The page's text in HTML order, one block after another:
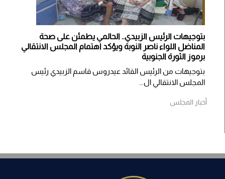
بتوجيهات الرئيس الزبيدي.. الحالمي يطمئن على صحة
المناضل اللواء ناصر النوبة ويؤكد اهتمام المجلس الانتقالي
برموز الثورة الجنوبية
بتوجيهات من الرئيس القائد عيدروس قاسم الزبيدي رئيس
المجلس الانتقالي ال...
أخبار المجلس